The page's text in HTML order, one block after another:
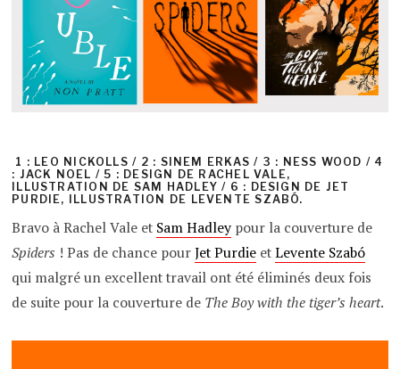
1 : LEO NICKOLLS / 2 : SINEM ERKAS / 3 : NESS WOOD / 4
: JACK NOEL / 5 : DESIGN DE RACHEL VALE,
ILLUSTRATION DE SAM HADLEY / 6 : DESIGN DE JET
PURDIE, ILLUSTRATION DE LEVENTE SZABÓ.
Bravo à Rachel Vale et Sam Hadley pour la couverture de
Spiders ! Pas de chance pourJet Purdie etLevente Szabó
qui malgré un excellent travail ont été éliminés deux fois
de suite pour la couverture de The Boy with the tiger’s heart.